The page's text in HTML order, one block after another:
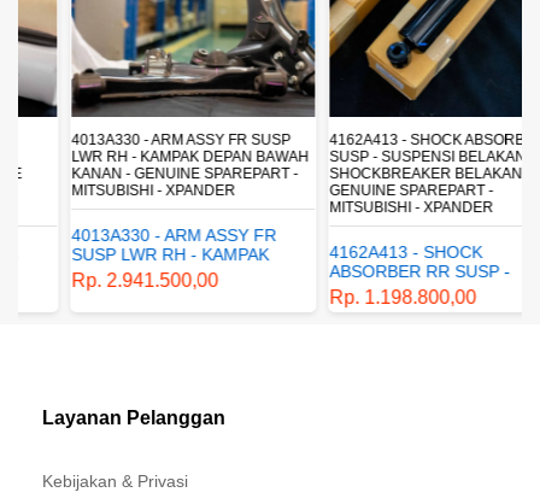
4013A330 - ARM ASSY FR SUSP
LWR RH - KAMPAK DEPAN BAWAH
KANAN - GENUINE SPAREPART -
MITSUBISHI - XPANDER
4013A330 - ARM ASSY FR
SUSP LWR RH - KAMPAK
DEPAN BAWAH KANAN -
GENUINE SPAREPART -
MITSUBISHI - XPANDER
Rp. 2.941.500,00
4162A413 - SHOCK ABSORBER RR
SUSP - SUSPENSI BELAKANG -
SHOCKBREAKER BELAKANG -
GENUINE SPAREPART -
MITSUBISHI - XPANDER
4162A413 - SHOCK
ABSORBER RR SUSP -
SUSPENSI BELAKANG -
SHOCKBREAKER BELAKANG
Rp. 1.198.800,00
Layanan Pelanggan
Kebijakan & Privasi